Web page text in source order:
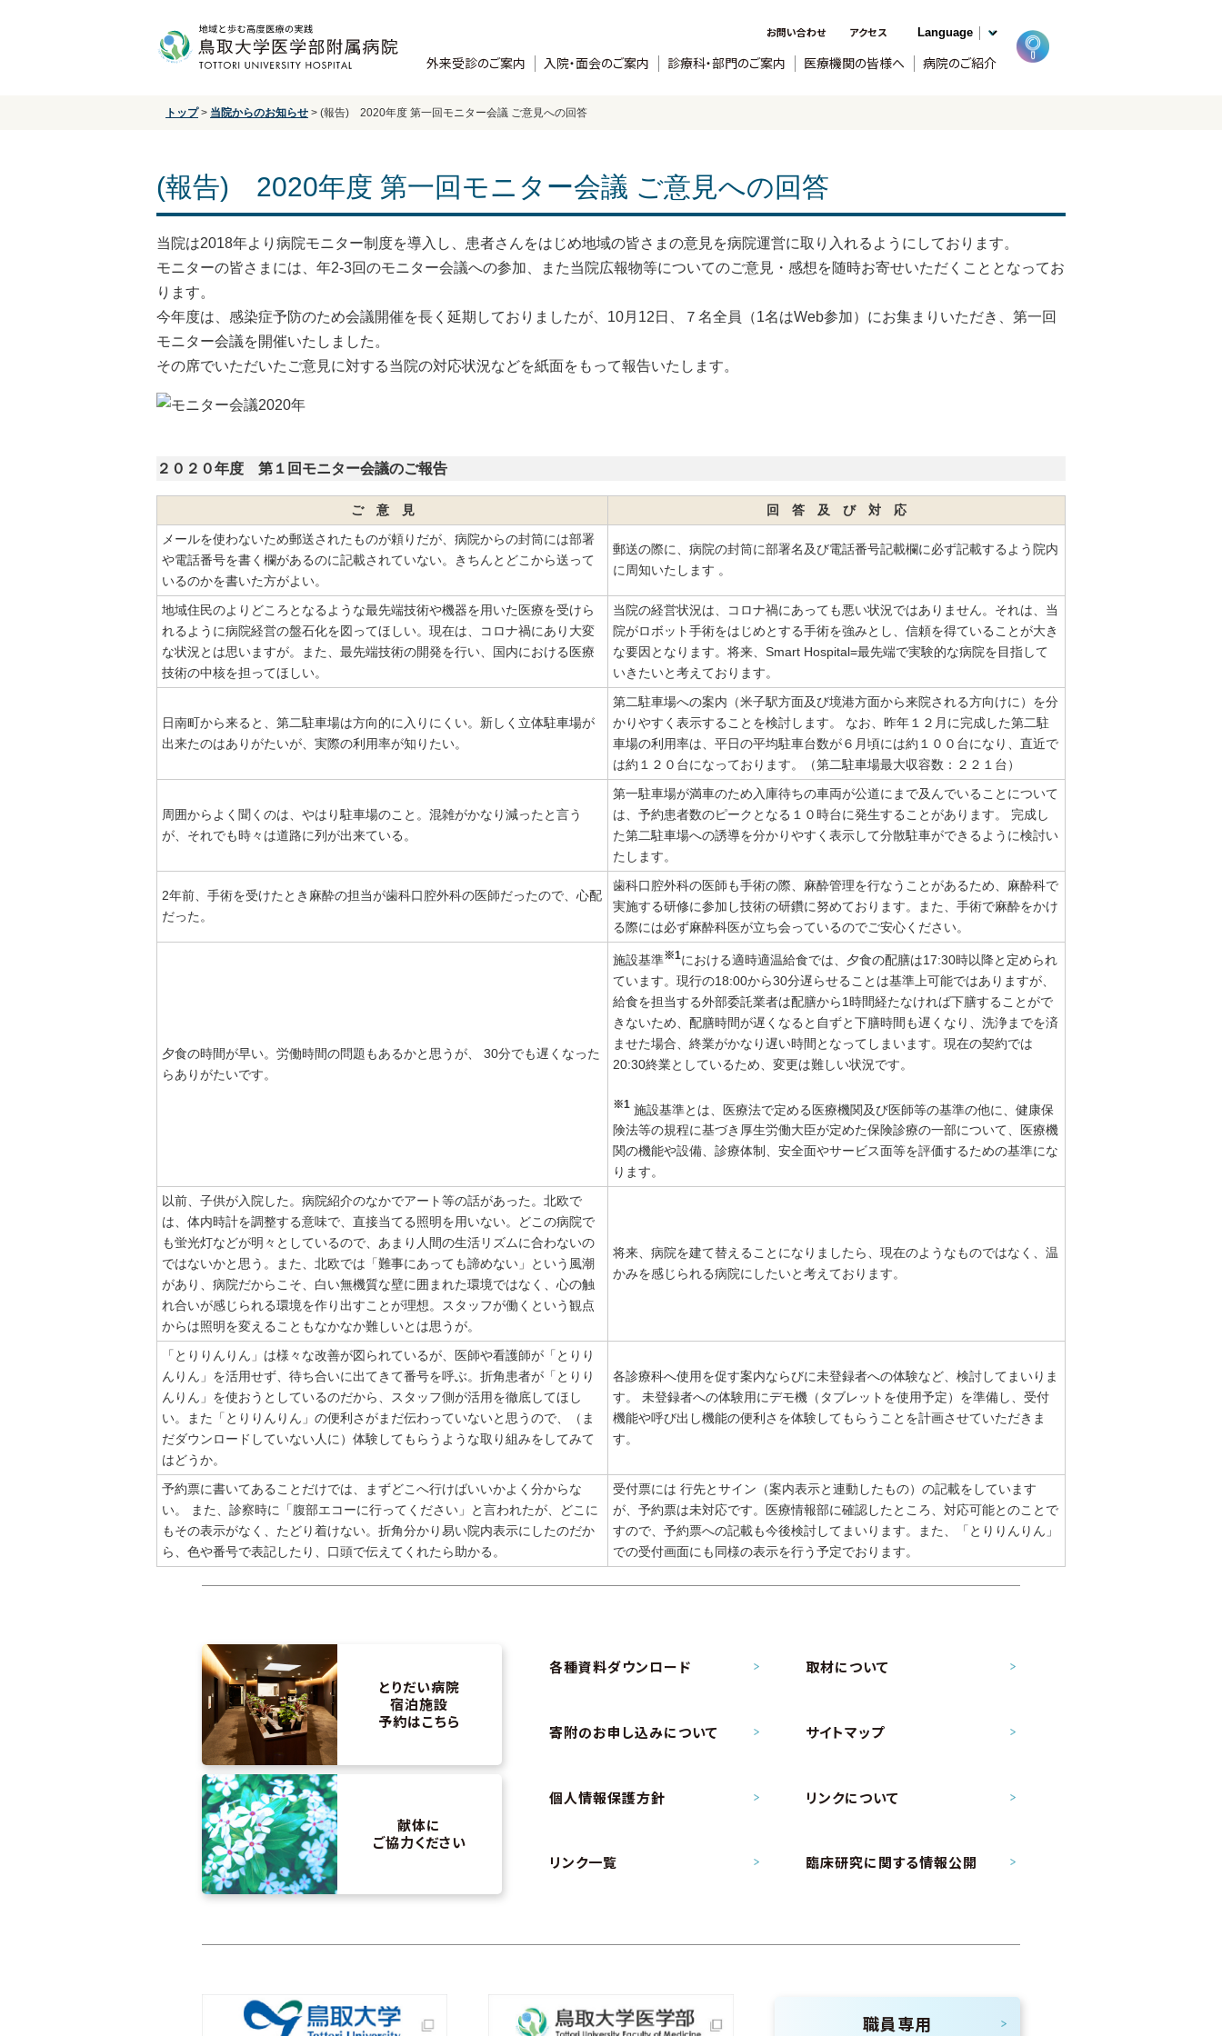
お問い合わせ アクセス
外来受診のご案内 入院・面会のご案内 診療科・部門のご案内 医療機関の皆様へ 病院のご紹介
トップ > 当院からのお知らせ > (報告) 2020年度 第一回モニター会議 ご意見への回答
(報告) 2020年度 第一回モニター会議 ご意見への回答
当院は2018年より病院モニター制度を導入し、患者さんをはじめ地域の皆さまの意見を病院運営に取り入れるようにしております。
モニターの皆さまには、年2-3回のモニター会議への参加、また当院広報物等についてのご意見・感想を随時お寄せいただくこととなってお
ります。
今年度は、感染症予防のため会議開催を長く延期しておりましたが、10月12日、７名全員（1名はWeb参加）にお集まりいただき、第一回
モニター会議を開催いたしました。
その席でいただいたご意見に対する当院の対応状況などを紙面をもって報告いたします。
２０２０年度 第１回モニター会議のご報告
ご 意 見
回 答 及 び 対 応
メールを使わないため郵送されたものが頼りだが、病院からの封筒には部署
や電話番号を書く欄があるのに記載されていない。きちんとどこから送って
いるのかを書いた方がよい。
郵送の際に、病院の封筒に部署名及び電話番号記載欄に必ず記載するよう院内
に周知いたします 。
地域住民のよりどころとなるような最先端技術や機器を用いた医療を受けら
れるように病院経営の盤石化を図ってほしい。現在は、コロナ禍にあり大変
な状況とは思いますが。また、最先端技術の開発を行い、国内における医療
技術の中核を担ってほしい。
当院の経営状況は、コロナ禍にあっても悪い状況ではありません。それは、当
院がロボット手術をはじめとする手術を強みとし、信頼を得ていることが大き
な要因となります。将来、Smart Hospital=最先端で実験的な病院を目指して
いきたいと考えております。
日南町から来ると、第二駐車場は方向的に入りにくい。新しく立体駐車場が
出来たのはありがたいが、実際の利用率が知りたい。
第二駐車場への案内（米子駅方面及び境港方面から来院される方向けに）を分
かりやすく表示することを検討します。 なお、昨年１２月に完成した第二駐
車場の利用率は、平日の平均駐車台数が６月頃には約１００台になり、直近で
は約１２０台になっております。（第二駐車場最大収容数：２２１台）
周囲からよく聞くのは、やはり駐車場のこと。混雑がかなり減ったと言う
が、それでも時々は道路に列が出来ている。
第一駐車場が満車のため入庫待ちの車両が公道にまで及んでいることについて
は、予約患者数のピークとなる１０時台に発生することがあります。 完成し
た第二駐車場への誘導を分かりやすく表示して分散駐車ができるように検討い
たします。
2年前、手術を受けたとき麻酔の担当が歯科口腔外科の医師だったので、心配
だった。
歯科口腔外科の医師も手術の際、麻酔管理を行なうことがあるため、麻酔科で
実施する研修に参加し技術の研鑽に努めております。また、手術で麻酔をかけ
る際には必ず麻酔科医が立ち会っているのでご安心ください。
夕食の時間が早い。労働時間の問題もあるかと思うが、 30分でも遅くなった
らありがたいです。
施設基準※1における適時適温給食では、夕食の配膳は17:30時以降と定められ
ています。現行の18:00から30分遅らせることは基準上可能ではありますが、
給食を担当する外部委託業者は配膳から1時間経たなければ下膳することがで
きないため、配膳時間が遅くなると自ずと下膳時間も遅くなり、洗浄までを済
ませた場合、終業がかなり遅い時間となってしまいます。現在の契約では
20:30終業としているため、変更は難しい状況です。
※1 施設基準とは、医療法で定める医療機関及び医師等の基準の他に、健康保
険法等の規程に基づき厚生労働大臣が定めた保険診療の一部について、医療機
関の機能や設備、診療体制、安全面やサービス面等を評価するための基準にな
ります。
以前、子供が入院した。病院紹介のなかでアート等の話があった。北欧で
は、体内時計を調整する意味で、直接当てる照明を用いない。どこの病院で
も蛍光灯などが明々としているので、あまり人間の生活リズムに合わないの
ではないかと思う。また、北欧では「難事にあっても諦めない」という風潮
があり、病院だからこそ、白い無機質な壁に囲まれた環境ではなく、心の触
れ合いが感じられる環境を作り出すことが理想。スタッフが働くという観点
からは照明を変えることもなかなか難しいとは思うが。
将来、病院を建て替えることになりましたら、現在のようなものではなく、温
かみを感じられる病院にしたいと考えております。
「とりりんりん」は様々な改善が図られているが、医師や看護師が「とりり
んりん」を活用せず、待ち合いに出てきて番号を呼ぶ。折角患者が「とりり
んりん」を使おうとしているのだから、スタッフ側が活用を徹底してほし
い。また「とりりんりん」の便利さがまだ伝わっていないと思うので、（ま
だダウンロードしていない人に）体験してもらうような取り組みをしてみて
はどうか。
各診療科へ使用を促す案内ならびに未登録者への体験など、検討してまいりま
す。 未登録者への体験用にデモ機（タブレットを使用予定）を準備し、受付
機能や呼び出し機能の便利さを体験してもらうことを計画させていただきま
す。
予約票に書いてあることだけでは、まずどこへ行けばいいかよく分からな
い。 また、診察時に「腹部エコーに行ってください」と言われたが、どこに
もその表示がなく、たどり着けない。折角分かり易い院内表示にしたのだか
ら、色や番号で表記したり、口頭で伝えてくれたら助かる。
受付票には 行先とサイン（案内表示と連動したもの）の記載をしています
が、予約票は未対応です。医療情報部に確認したところ、対応可能とのことで
すので、予約票への記載も今後検討してまいります。また、「とりりんりん」
での受付画面にも同様の表示を行う予定でおります。
とりだい病院
宿泊施設
予約はこちら
献体に
ご協力ください
各種資料ダウンロード 取材について
寄附のお申し込みについて サイトマップ
個人情報保護方針 リンクについて
リンク一覧 臨床研究に関する情報公開
職員専用